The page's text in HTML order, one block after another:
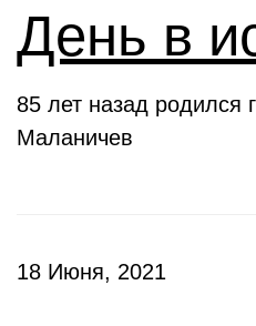
День в
85 лет назад родился
Маланичев
18 Июня, 2021